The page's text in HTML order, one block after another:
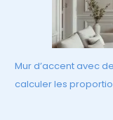
Mur d’accent avec
calculer les